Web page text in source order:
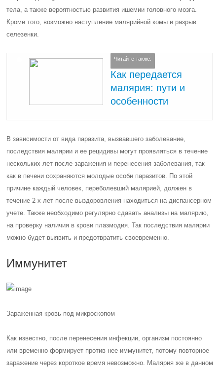
тела, а также вероятностью развития ишемии головного мозга.
Кроме того, возможно наступление малярийной комы и разрыв
селезенки.
Читайте также:
Как передается
малярия: пути и
особенности
В зависимости от вида паразита, вызвавшего заболевание,
последствия малярии и ее рецидивы могут проявляться в течение
нескольких лет после заражения и перенесения заболевания, так
как в печени сохраняются молодые особи паразитов. По этой
причине каждый человек, переболевший малярией, должен в
течение 2-х лет после выздоровления находиться на диспансерном
учете. Также необходимо регулярно сдавать анализы на малярию,
на проверку наличия в крови плазмодия. Так последствия малярии
можно будет выявить и предотвратить своевременно.
Иммунитет
Зараженная кровь под микроскопом
Как известно, после перенесения инфекции, организм постоянно
или временно формирует против нее иммунитет, потому повторное
заражение через короткое время невозможно. Малярия же в данном